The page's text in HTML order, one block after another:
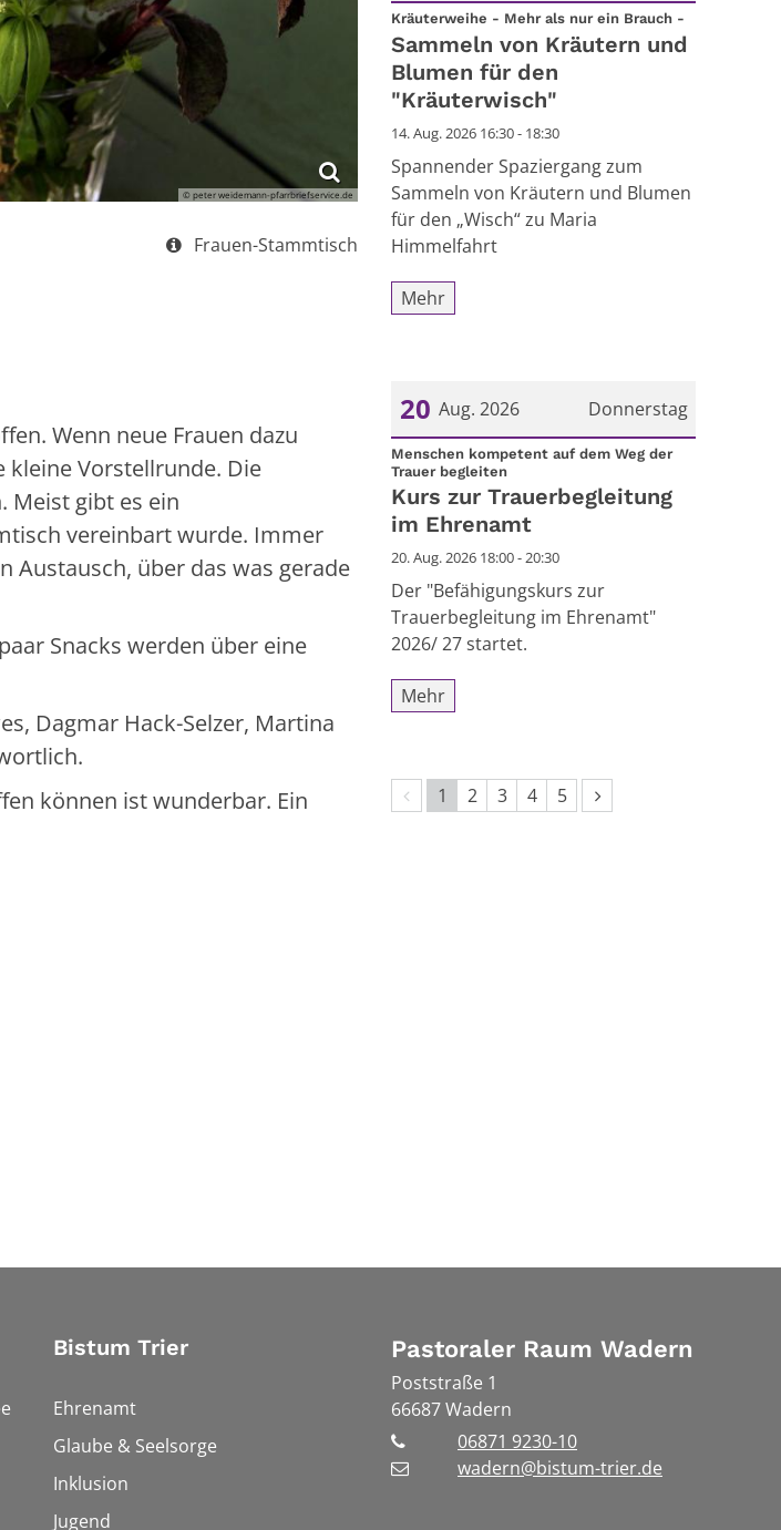
© peter weidemann-pfarrbriefservice.de
Art bzw. Nummer:
Frauen-Stammtisch
Wenn neue Frauen dazu
kleine Vorstellrunde. Die
Meist gibt es ein
vereinbart wurde. Immer
Austausch, über das was gerade
Snacks werden über eine
Dagmar Hack-Selzer, Martina
können ist wunderbar. Ein
Datum: 14. August 2026
Kräuterweihe - Mehr als nur ein Brauch -
Sammeln von Kräutern und
Blumen für den
"Kräuterwisch"
14. Aug. 2026 16:30 - 18:30
Spannender Spaziergang zum
Sammeln von Kräutern und Blumen
für den „Wisch“ zu Maria
Himmelfahrt
Mehr
Donnerstag
20 Aug. 2026
Datum: 20. August 2026
Menschen kompetent auf dem Weg der
Trauer begleiten:
Kurs zur Trauerbegleitung
im Ehrenamt
20. Aug. 2026 18:00 - 20:30
Der "Befähigungskurs zur
Trauerbegleitung im Ehrenamt"
2026/ 27 startet.
Mehr
Vorherige Seite
1 2 3 4 5 Nächste Seite
Bistum Trier
Ehrenamt
Glaube & Seelsorge
Inklusion
Jugend
Pastoraler Raum Wadern
Poststraße 1
66687Wadern
06871 9230-10
wadern@bistum-trier.de